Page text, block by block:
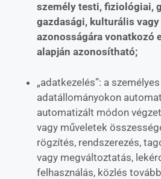
személy testi, fiziológiai,
gazdasági, kulturális
azonosságára vonatkozó
alapján azonosítható;
„adatkezelés”: a
adatállományokon
automatizált módon
vagy műveletek
rögzítés, rendszerezés,
vagy megváltoztatás,
felhasználás, közlés